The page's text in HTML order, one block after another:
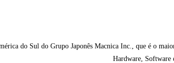
do Sul do Grupo Japonês Macnica Inc., que é o
Hardware, Software